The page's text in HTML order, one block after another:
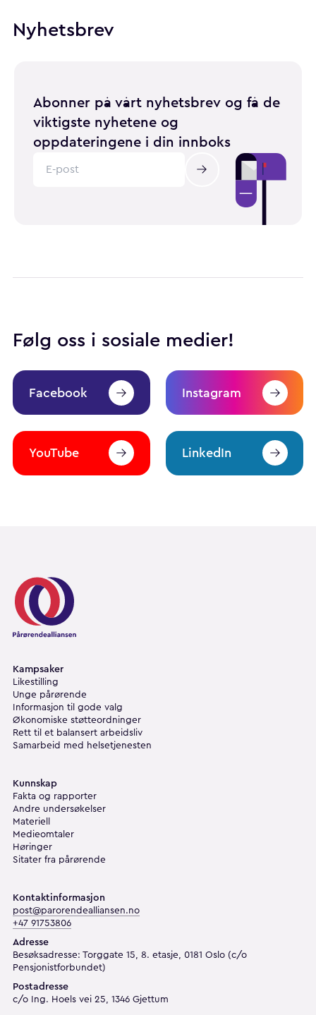
Nyhetsbrev
Abonner på vårt nyhetsbrev og få de
viktigste nyhetene og
oppdateringene i din innboks
Følg oss i sosiale medier!
Facebook Instagram
YouTube LinkedIn
Pårørendealliansen
Kampsaker
Likestilling
Unge pårørende
Informasjon til gode valg
Økonomiske støtteordninger
Rett til et balansert arbeidsliv
Samarbeid med helsetjenesten
Kunnskap
Fakta og rapporter
Andre undersøkelser
Materiell
Medieomtaler
Høringer
Sitater fra pårørende
Kontaktinformasjon
post@parorendealliansen.no
+47 91753806
Adresse
Besøksadresse: Torggate 15, 8. etasje, 0181 Oslo (c/o
Pensjonistforbundet)
Postadresse
c/o Ing. Hoels vei 25, 1346 Gjettum